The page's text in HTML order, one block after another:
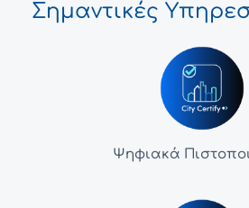
Σημαντικές
Ψηφιακά